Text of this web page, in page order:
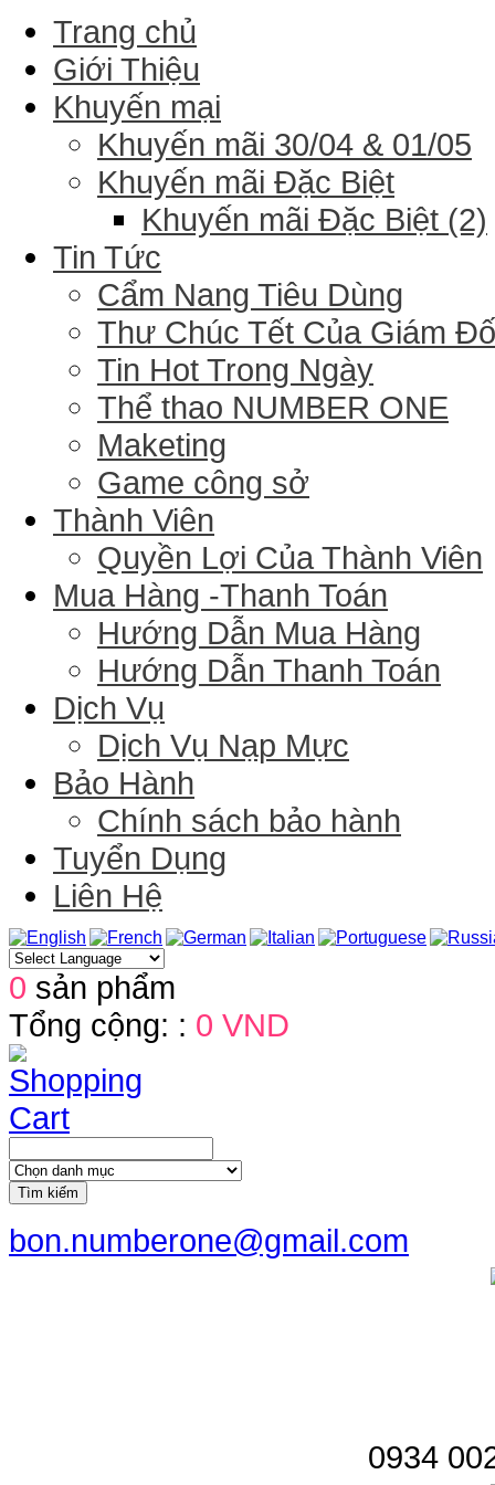
Trang chủ
Giới Thiệu
Khuyến mại
Khuyến mãi 30/04 & 01/05
Khuyến mãi Đặc Biệt
Khuyến mãi Đặc Biệt (2)
Tin Tức
Cẩm Nang Tiêu Dùng
Thư Chúc Tết Của Giám
Tin Hot Trong Ngày
Thể thao NUMBER ONE
Maketing
Game công sở
Thành Viên
Quyền Lợi Của Thành Viên
Mua Hàng -Thanh Toán
Hướng Dẫn Mua Hàng
Hướng Dẫn Thanh Toán
Dịch Vụ
Dịch Vụ Nạp Mực
Bảo Hành
Chính sách bảo hành
Tuyển Dụng
Liên Hệ
0 sản phẩm
Tổng cộng: : 0 VND
Tìm kiếm
bon.numberone@gmail.com
0934